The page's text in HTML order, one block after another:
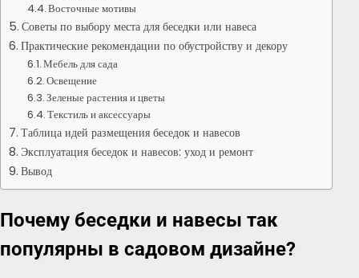
Восточные мотивы
Советы по выбору места для беседки или навеса
Практические рекомендации по обустройству и декору
Мебель для сада
Освещение
Зеленые растения и цветы
Текстиль и аксессуары
Таблица идей размещения беседок и навесов
Эксплуатация беседок и навесов: уход и ремонт
Вывод
Почему беседки и навесы так
популярны в садовом дизайне?